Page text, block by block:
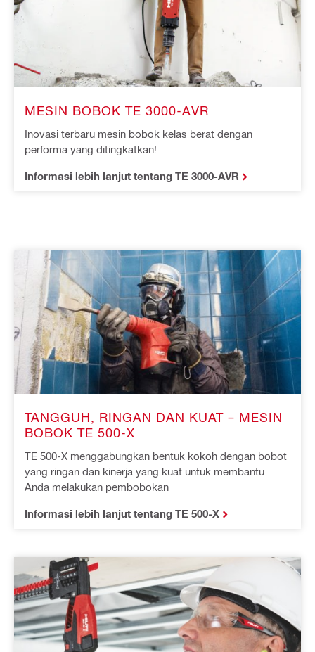
MESIN BOBOK TE 3000-AVR
Inovasi terbaru mesin bobok kelas berat dengan
performa yang ditingkatkan!
Informasi lebih lanjut tentang TE 3000-AVR
TANGGUH, RINGAN DAN KUAT – MESIN
BOBOK TE 500-X
TE 500-X menggabungkan bentuk kokoh dengan bobot
yang ringan dan kinerja yang kuat untuk membantu
Anda melakukan pembobokan
Informasi lebih lanjut tentang TE 500-X